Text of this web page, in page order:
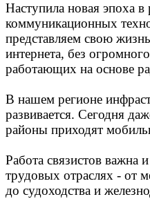
Наступила новая эпоха
коммуникационных
представляем свою
интернета, без
работающих на основе
В нашем регионе
развивается. Сегодня
районы приходят
Работа связистов важна
трудовых отраслях - от
до судоходства и